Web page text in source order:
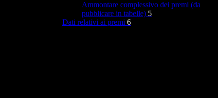
Ammontare complessivo dei premi (da
pubblicare in tabelle) 5
Dati relativi ai premi 6